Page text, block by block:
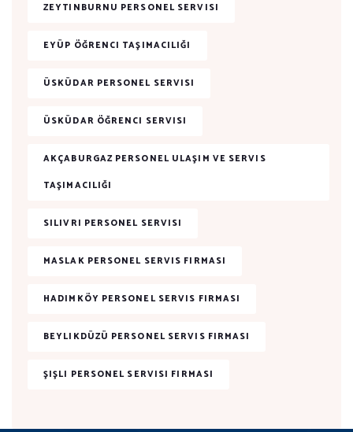
ZEYTINBURNU PERSONEL SERVISI
EYÜP ÖĞRENCI TAŞIMACILIĞI
ÜSKÜDAR PERSONEL SERVISI
ÜSKÜDAR ÖĞRENCI SERVISI
AKÇABURGAZ PERSONEL ULAŞIM VE SERVIS
TAŞIMACILIĞI
SILIVRI PERSONEL SERVISI
MASLAK PERSONEL SERVIS FIRMASI
HADIMKÖY PERSONEL SERVIS FIRMASI
BEYLIKDÜZÜ PERSONEL SERVIS FIRMASI
ŞIŞLI PERSONEL SERVISI FIRMASI